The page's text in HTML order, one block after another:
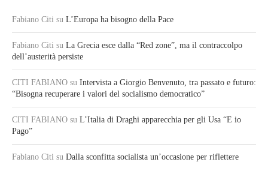
Fabiano Citi su L’Europa ha bisogno della Pace
Fabiano Citi su La Grecia esce dalla “Red zone”, ma il contraccolpo
dell’austerità persiste
CITI FABIANO su Intervista a Giorgio Benvenuto, tra passato e futuro:
“Bisogna recuperare i valori del socialismo democratico”
CITI FABIANO su L’Italia di Draghi apparecchia per gli Usa “E io
Pago”
Fabiano Citi su Dalla sconfitta socialista un’occasione per riflettere